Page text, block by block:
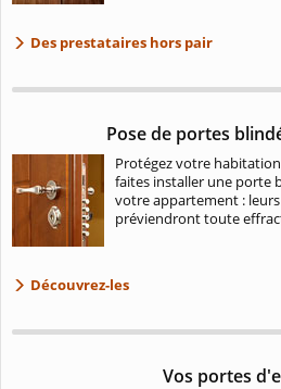
Des prestataires hors pair
Pose de portes
Protégez votre
faites installer une porte
votre appartement :
préviendront toute
Découvrez-les
Vos portes